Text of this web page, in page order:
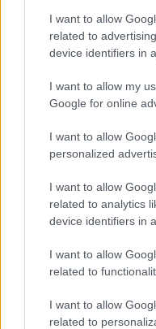
I want to allow
related to
device identifiers in
I want to allow my
Google for online
I want to allow
personalized
I want to allow
related to analytics
device identifiers in
I want to allow
related to
I want to allow
related to
AC MilanvsManchester
ELŐZŐ
a
Kapcsolódó